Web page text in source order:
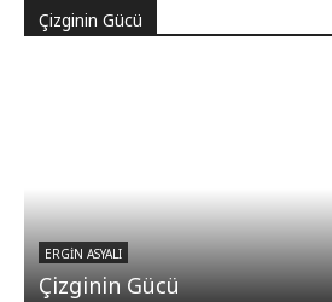
Çizginin Gücü
ERGIN ASYALI
Çizginin Gücü